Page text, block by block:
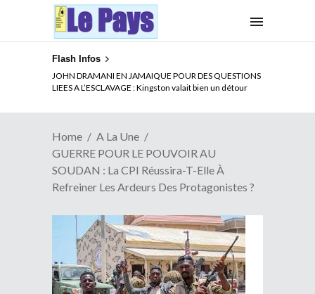
Flash Infos
JOHN DRAMANI EN JAMAIQUE POUR DES QUESTIONS
LIEES A L’ESCLAVAGE : Kingston valait bien un détour
ELECTION DE TALON A LA TETE DU SENAT BENINOIS :
Quand Patrice quitte le pouvoir sans partir !
Home
A La Une
GUERRE POUR LE POUVOIR AU
SOUDAN : La CPI Réussira-T-Elle À
Refreiner Les Ardeurs Des Protagonistes ?